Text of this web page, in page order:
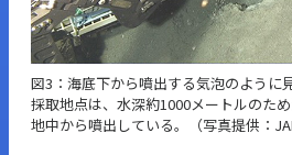
図3：海底下から噴出する気泡のように
採取地点は、水深約1000メートルのため
地中から噴出している。（写真提供：